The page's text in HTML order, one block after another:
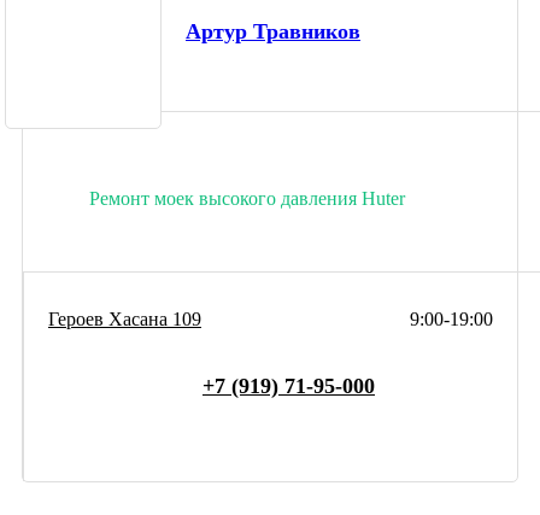
Артур Травников
Ремонт моек высокого давления Huter
9:00-19:00
Героев Хасана 109
+7 (919) 71-95-000